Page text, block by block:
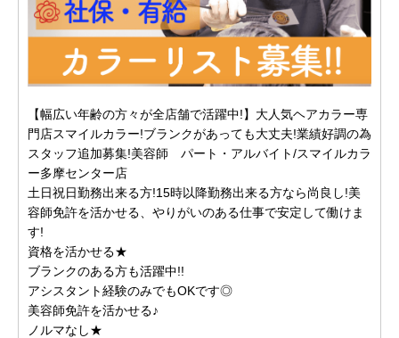
【幅広い年齢の方々が全店舗で活躍中!】大人気ヘアカラー専
門店スマイルカラー!ブランクがあっても大丈夫!業績好調の為
スタッフ追加募集!美容師 パート・アルバイト/スマイルカラ
ー多摩センター店
土日祝日勤務出来る方!15時以降勤務出来る方なら尚良し!美
容師免許を活かせる、やりがいのある仕事で安定して働けま
す!
資格を活かせる★
ブランクのある方も活躍中!!
アシスタント経験のみでもOKです◎
美容師免許を活かせる♪
ノルマなし★